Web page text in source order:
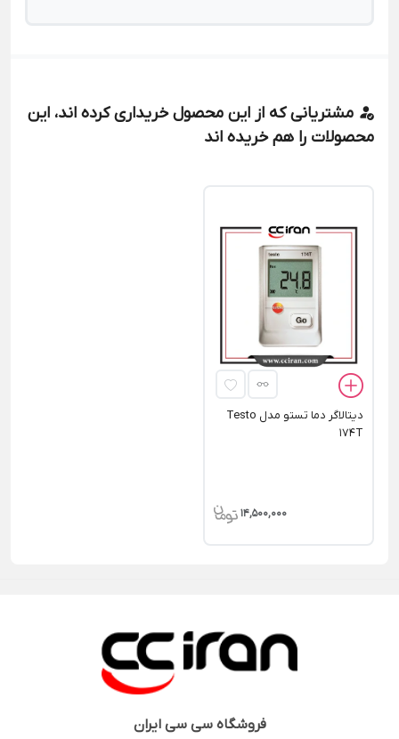
مشتریانی که از این محصول خریداری کرده اند، این
محصولات را هم خریده اند
دیتالاگر دما تستو مدل Testo
174T
14,500,000
فروشگاهسی سی ایران